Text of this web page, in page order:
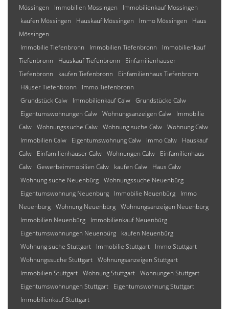
Mössingen
Immobilien Mössingen
Immobilienkauf Mössingen
kaufen Mössingen
Hauskauf Mössingen Immo Mössingen
Haus
Mössingen
Immobilie Tiefenbronn
Immobilien Tiefenbronn
Immobilienkauf
Tiefenbronn
Hauskauf Tiefenbronn
Einfamilienhäuser
Tiefenbronn
kaufen Tiefenbronn
Einfamilienhaus Tiefenbronn
Häuser Tiefenbronn
Immo Tiefenbronn
Grundstück Calw
Immobilienkauf Calw Grundstücke Calw
Eigentumswohnungen Calw Wohnungsanzeigen Calw
Immobilie
Calw Wohnungssuche Calw Wohnung suche Calw Wohnung Calw
Immobilien Calw
Eigentumswohnung Calw Immo Calw
Hauskauf
Calw
Einfamilienhäuser Calw Wohnungen Calw
Einfamilienhaus
Calw Gewerbeimmobilien Calw kaufen Calw
Haus Calw
Wohnung suche Neuenbürg Wohnungssuche Neuenbürg
Eigentumswohnung Neuenbürg
Immobilie Neuenbürg
Immo
Neuenbürg Wohnung Neuenbürg Wohnungsanzeigen Neuenbürg
Immobilien Neuenbürg
Immobilienkauf Neuenbürg
Eigentumswohnungen Neuenbürg
kaufen Neuenbürg
Wohnung suche Stuttgart
Immobilie Stuttgart
Immo Stuttgart
Wohnungssuche Stuttgart Wohnungsanzeigen Stuttgart
Immobilien Stuttgart Wohnung Stuttgart Wohnungen Stuttgart
Eigentumswohnungen Stuttgart
Eigentumswohnung Stuttgart
Immobilienkauf Stuttgart